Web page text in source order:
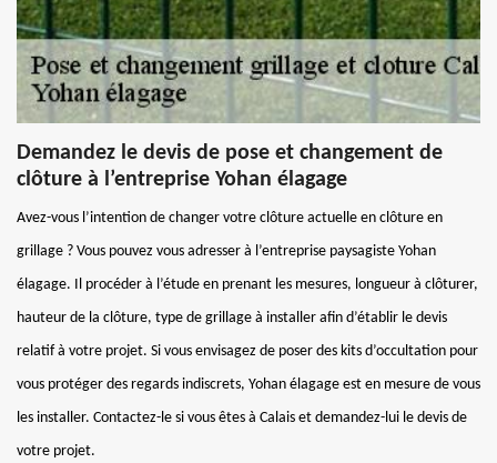
Demandez le devis de pose et changement de
clôture à l’entreprise Yohan élagage
Avez-vous l’intention de changer votre clôture actuelle en clôture en
grillage ? Vous pouvez vous adresser à l’entreprise paysagiste Yohan
élagage. Il procéder à l’étude en prenant les mesures, longueur à clôturer,
hauteur de la clôture, type de grillage à installer afin d’établir le devis
relatif à votre projet. Si vous envisagez de poser des kits d’occultation pour
vous protéger des regards indiscrets, Yohan élagage est en mesure de vous
les installer. Contactez-le si vous êtes à Calais et demandez-lui le devis de
votre projet.